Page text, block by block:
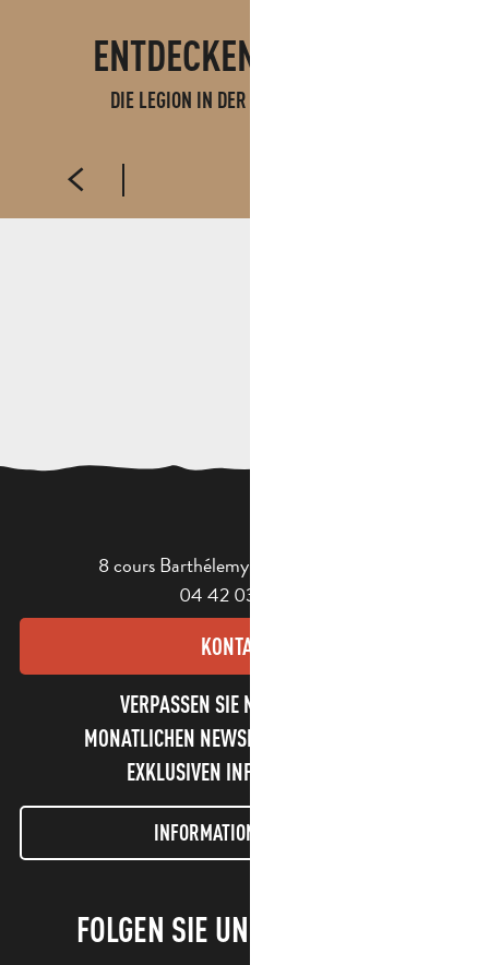
ENTDECKEN SIE AUCH
DIE LEGION IN DER REGION AUBAGNE
8 cours Barthélemy - 13400 Aubagne
04 42 03 49 98
KONTAKT
VERPASSEN SIE NICHT UNSEREN
MONATLICHEN NEWSLETTER UND UNSERE
EXKLUSIVEN INFORMATIONEN!
INFORMATIONEN LETTER
FOLGEN SIE UNS!